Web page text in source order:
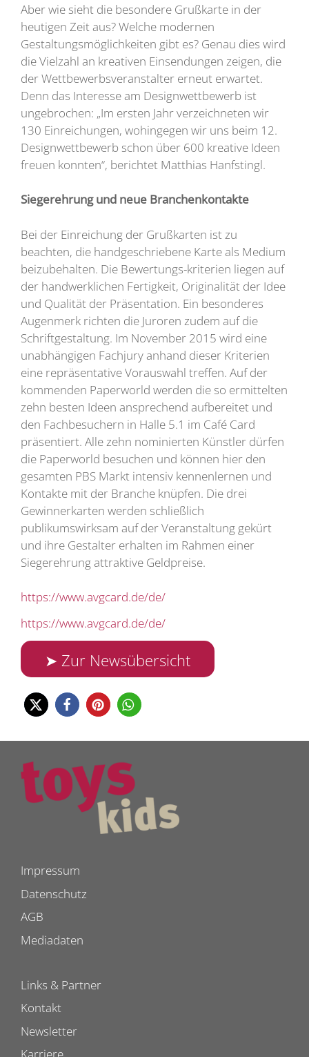
Aber wie sieht die besondere Grußkarte in der
heutigen Zeit aus? Welche modernen
Gestaltungsmöglichkeiten gibt es? Genau dies wird
die Vielzahl an kreativen Einsendungen zeigen, die
der Wettbewerbsveranstalter erneut erwartet.
Denn das Interesse am Designwettbewerb ist
ungebrochen: „Im ersten Jahr verzeichneten wir
130 Einreichungen, wohingegen wir uns beim 12.
Designwettbewerb schon über 600 kreative Ideen
freuen konnten“, berichtet Matthias Hanfstingl.
Siegerehrung und neue Branchenkontakte
Bei der Einreichung der Grußkarten ist zu
beachten, die handgeschriebene Karte als Medium
beizubehalten. Die Bewertungs-kriterien liegen auf
der handwerklichen Fertigkeit, Originalität der Idee
und Qualität der Präsentation. Ein besonderes
Augenmerk richten die Juroren zudem auf die
Schriftgestaltung. Im November 2015 wird eine
unabhängigen Fachjury anhand dieser Kriterien
eine repräsentative Vorauswahl treffen. Auf der
kommenden Paperworld werden die so ermittelten
zehn besten Ideen ansprechend aufbereitet und
den Fachbesuchern in Halle 5.1 im Café Card
präsentiert. Alle zehn nominierten Künstler dürfen
die Paperworld besuchen und können hier den
gesamten PBS Markt intensiv kennenlernen und
Kontakte mit der Branche knüpfen. Die drei
Gewinnerkarten werden schließlich
publikumswirksam auf der Veranstaltung gekürt
und ihre Gestalter erhalten im Rahmen einer
Siegerehrung attraktive Geldpreise.
https://www.avgcard.de/de/
https://www.avgcard.de/de/
➤ Zur Newsübersicht
Impressum
Datenschutz
AGB
Mediadaten
Links & Partner
Kontakt
Newsletter